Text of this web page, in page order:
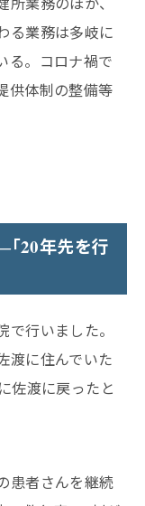
る業務は多岐に
る。コロナ禍で
供体制の整備等
20年先を行
行いました。
渡に住んでいた
佐渡に戻ったと
患者さんを継続